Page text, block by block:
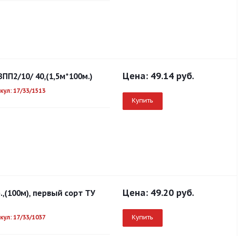
10/ 40,(1,5м*100м.)
17/33/1513
Цена: 49.14 руб.
Купить
первый сорт ТУ
17/33/1037
Цена: 49.20 руб.
Купить